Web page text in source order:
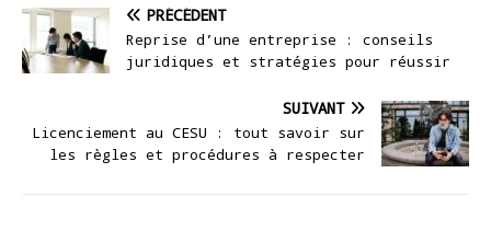
PRÉCÉDENT
Reprise d’une entreprise : conseils
juridiques et stratégies pour réussir
SUIVANT
Licenciement au CESU : tout savoir sur
les règles et procédures à respecter